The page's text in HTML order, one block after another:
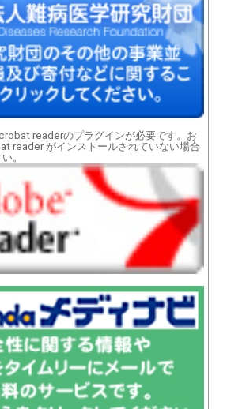
readerのプラグインが必要です。お
reader がインストールされていない場合
。